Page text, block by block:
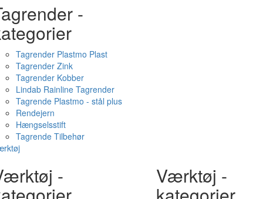
-
Tagrender Plastmo Plast
Tagrender Zink
Tagrender Kobber
Lindab Rainline Tagrender
Tagrende Plastmo - stål plus
Rendejern
Hængselsstift
Tagrende Tilbehør
- Værktøj -